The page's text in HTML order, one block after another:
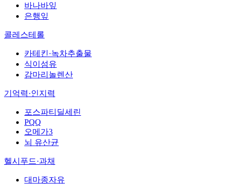
바나바잎
은행잎
콜레스테롤
카테킨·녹차추출물
식이섬유
감마리놀렌산
기억력·인지력
포스파티딜세린
PQQ
오메가3
뇌 유산균
헬시푸드·과채
대마종자유